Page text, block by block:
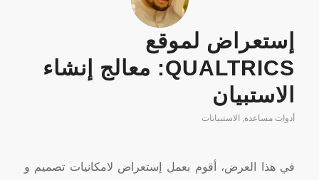
إستعراض لموقع
QUALTRICS: معالج إنشاء
الاستبيان
أدوات مساعدة, الاستبيانات
في هذا العرض، أقوم بعمل إستعراض لامكانيات تصميم و